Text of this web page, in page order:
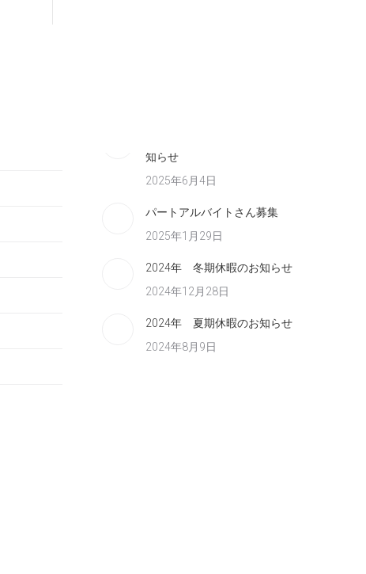
知らせ
2025年6月4日
パートアルバイトさん募集
2025年1月29日
2024年 冬期休暇のお知らせ
2024年12月28日
2024年 夏期休暇のお知らせ
2024年8月9日